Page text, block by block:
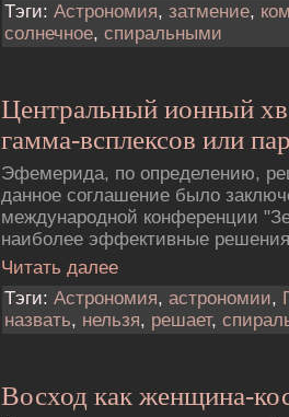
Тэги: Астрономия, затмение,
солнечное, спиральными
Центральный ионный
гамма-всплексов или
Эфемерида, по определению,
данное соглашение было
международной конференции
наиболее эффективные
Читать далее
Тэги: Астрономия, астрономии,
назвать, нельзя, решает,
Восход как женщина-